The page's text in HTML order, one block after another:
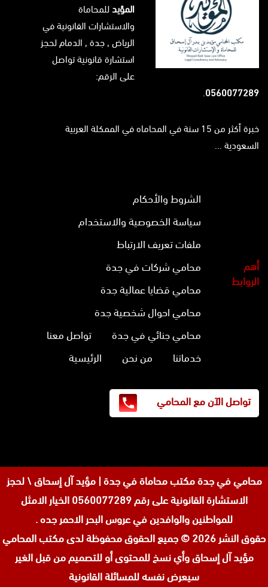
المؤيد للمحاماة
والاستشارات القانونية في
الرياض , جدة , الدماملحجز
استشارة قانونية تواصل
على الرقم:
0560077289
.
خبرة أكثر من 15 سنة في المحاماه في الممكلة العربية
السعودية ...
أهم
الروابط
الشروط والأحكام
سياسة الخصوصية والاستخدام
ملفات تعريف الارتباط
محامي شركات في جدة
محامي قضايا عمالية جدة
محامي احوال شخصية جدة
محامي جنائي في جدة
تواصل معنا
خدماتنا
من نحن الرئيسية
تواصل الآن مع المحامي
محامي في جدةمكتب محاماة في جدة | مؤيد آل إسحاق \ لحجز
الاستشارة القانونية على رقم 0560077289 الخيار الامثل
للمواطنين والوافدين في عروس البحر الاحمر جده .
حقوق النشر 2026 © جميع الحقوق محفوظة لدى
مكتب المحامي
مؤيد آل إسحاق وأي نسخ للمحتوى أو للتصميم من قبل الغير
سيعرض نفسه للمسائلة القانونية